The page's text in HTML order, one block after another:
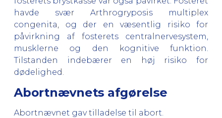
havde svær Arthrogryposis multiplex
congenita, og der en væsentlig risiko for
påvirkning af fosterets centralnervesystem,
musklerne og den kognitive funktion.
Tilstanden indebærer en høj risiko for
dødelighed.
Abortnævnets afgørelse
Abortnævnet gav tilladelse til abort.